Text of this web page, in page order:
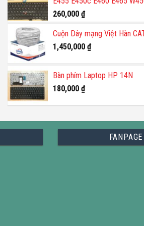
260,000 ₫
Cuộn Dây mạng Việt Hàn
1,450,000 ₫
Bàn phím Laptop HP 14N
180,000 ₫
FANPAGE